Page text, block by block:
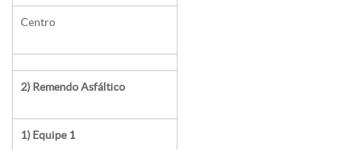
Centro
2) Remendo Asfáltico
1) Equipe 1